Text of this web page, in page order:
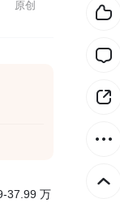
原创
37.99 万